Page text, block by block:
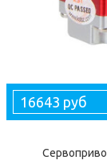
16643 руб